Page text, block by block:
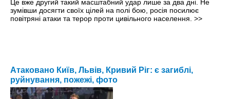
Це вже другий такий масштабний удар лише за два дні. Не
зумівши досягти своїх цілей на полі бою, росія посилює
повітряні атаки та терор проти цивільного населення. >>
Атаковано Київ, Львів, Кривий Ріг: є загиблі,
руйнування, пожежі, фото